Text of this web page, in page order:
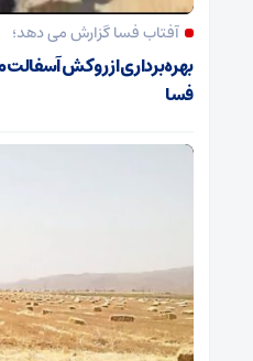
آفتاب فسا گزارش می دهد؛
بهره‌برداری از روکش
فسا